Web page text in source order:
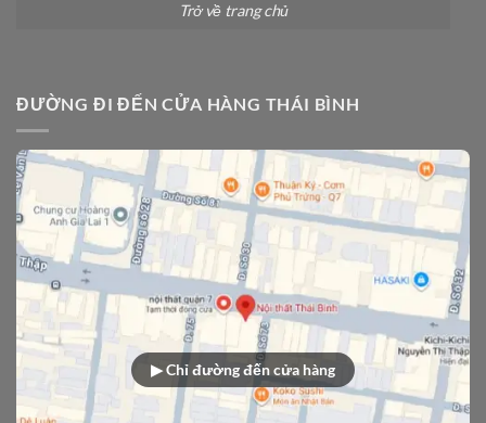
Trở về trang chủ
ĐƯỜNG ĐI ĐẾN CỬA HÀNG THÁI BÌNH
▶ Chỉ đường đến cửa hàng